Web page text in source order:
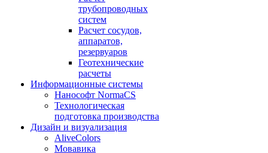
трубопроводных
систем
Расчет сосудов,
аппаратов,
резервуаров
Геотехнические
расчеты
Информационные системы
Нанософт NormaCS
Технологическая
подготовка производства
Дизайн и визуализация
AliveColors
Мовавика